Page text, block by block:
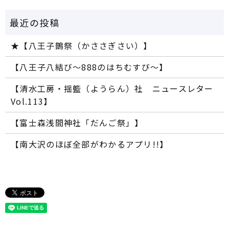
★【八王子鵲祭（かささぎさい）】
【八王子八結び～888のはちむすび～】
【清水工房・揺籃（ようらん）社 ニュースレター
Vol.113】
【富士森浅間神社「だんご祭」】
【南大沢のほぼ全部がわかるアプリ!!】